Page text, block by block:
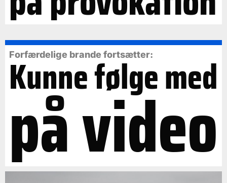
Forfærdelige brande fortsætter:
Kunne følge med
på video